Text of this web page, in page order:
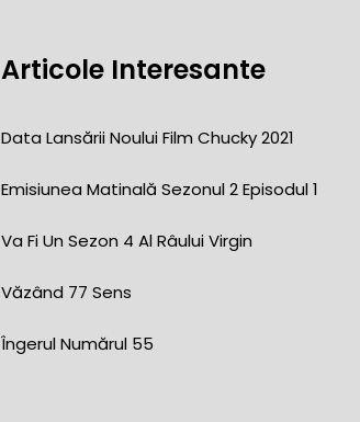
Articole Interesante
Data Lansării Noului Film Chucky 2021
Emisiunea Matinală Sezonul 2 Episodul 1
Va Fi Un Sezon 4 Al Râului Virgin
Văzând 77 Sens
Îngerul Numărul 55